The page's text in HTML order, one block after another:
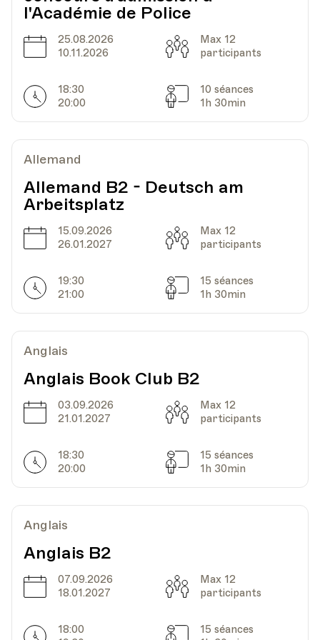
Lieu1005, Lausanne
Date
10.10.2023 Heure
18.00
Lieu1005, Lausanne
Av. de Cour 33
Date31.10.2023
Av. de Cour 33
HEP - Haute Ecole Pédagogique - Salle 714
Av. de Cour 33
Date
14.11.2023 Heure
18.00
Lieu1005, Lausanne
Date
21.11.2023 Heure
18.00
l'Académie de Police
Date
25.08.2026
10.11.2026
Capacité
Max 12
participants
Horarires
18:30
20:00
Séances
10 séances
1h 30min
Allemand
Allemand B2 - Deutsch am
Arbeitsplatz
Date
15.09.2026
26.01.2027
Capacité
Max 12
participants
Horarires
19:30
21:00
Séances
15 séances
1h 30min
Anglais
Anglais Book Club B2
Date
03.09.2026
21.01.2027
Capacité
Max 12
participants
Horarires
18:30
20:00
Séances
15 séances
1h 30min
Anglais
Anglais B2
Date
07.09.2026
18.01.2027
Capacité
Max 12
participants
Horarires
18:00
Séances
15 séances